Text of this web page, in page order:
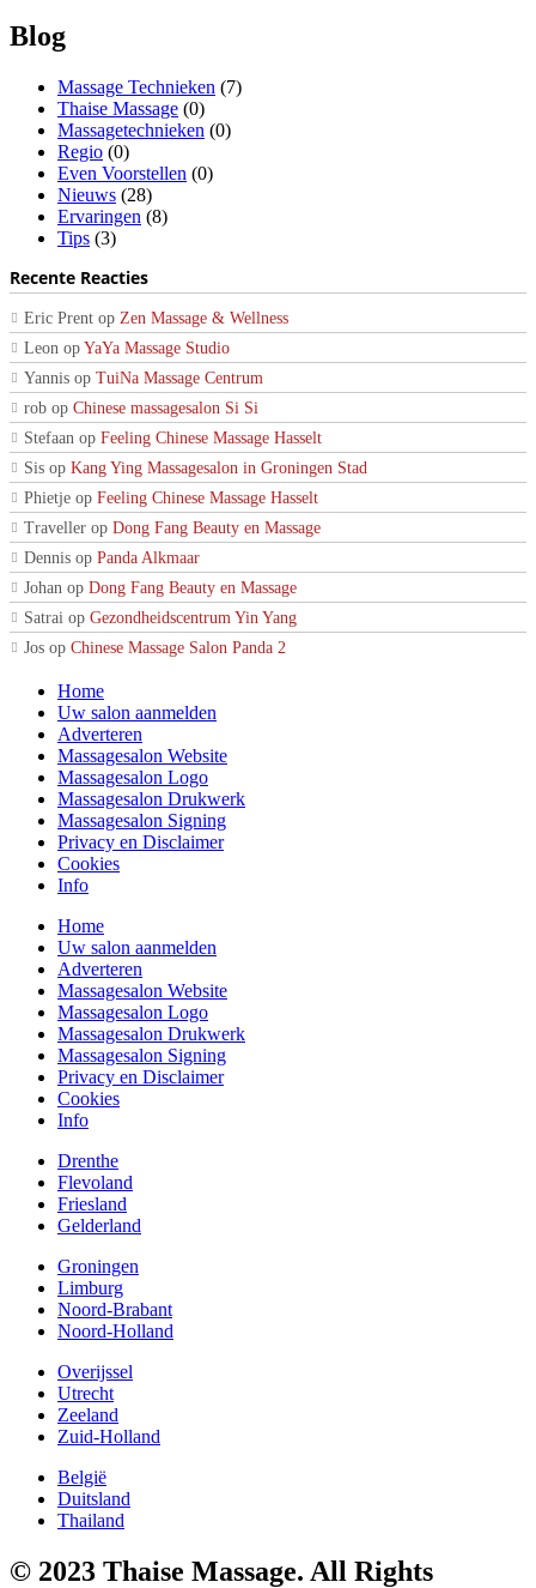
Blog
Massage Technieken (7)
Thaise Massage (0)
Massagetechnieken (0)
Regio (0)
Even Voorstellen (0)
Nieuws (28)
Ervaringen (8)
Tips (3)
Recente Reacties
Eric Prent op Zen Massage & Wellness
Leon op YaYa Massage Studio
Yannis op TuiNa Massage Centrum
rob op Chinese massagesalon Si Si
Stefaan op Feeling Chinese Massage Hasselt
Sis op Kang Ying Massagesalon in Groningen Stad
Phietje op Feeling Chinese Massage Hasselt
Traveller op Dong Fang Beauty en Massage
Dennis op Panda Alkmaar
Johan op Dong Fang Beauty en Massage
Satrai op Gezondheidscentrum Yin Yang
Jos op Chinese Massage Salon Panda 2
Home
Uw salon aanmelden
Adverteren
Massagesalon Website
Massagesalon Logo
Massagesalon Drukwerk
Massagesalon Signing
Privacy en Disclaimer
Cookies
Info
Home
Uw salon aanmelden
Adverteren
Massagesalon Website
Massagesalon Logo
Massagesalon Drukwerk
Massagesalon Signing
Privacy en Disclaimer
Cookies
Info
Drenthe
Flevoland
Friesland
Gelderland
Groningen
Limburg
Noord-Brabant
Noord-Holland
Overijssel
Utrecht
Zeeland
Zuid-Holland
België
Duitsland
Thailand
© 2023 Thaise Massage. All Rights